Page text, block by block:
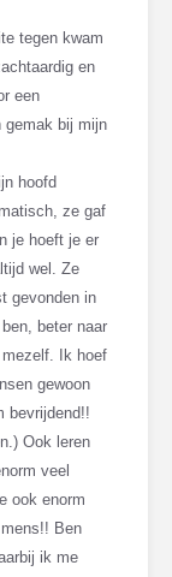
tegen kwam
en
een
gemak bij mijn
hoofd
ze gaf
je hoeft je er
wel. Ze
gevonden in
beter naar
Ik hoef
gewoon
bevrijdend!!
Ook leren
veel
ook enorm
Ben
ik me